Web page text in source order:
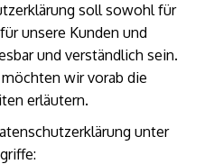
soll sowohl für
unsere Kunden und
und verständlich sein.
wir vorab die
erläutern.
unter